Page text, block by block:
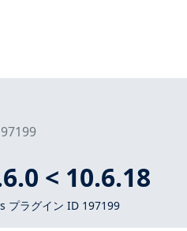
< 10.6.18
プラグイン ID 197199